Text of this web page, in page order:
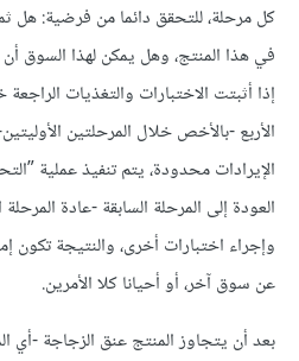
كل مرحلة، للتحقق دائما من فرضية: هل
في هذا المنتج، وهل يمكن لهذا السوق
إذا أثبتت الاختبارات والتغذيات
الأربع -بالأخص خلال المرحلتين
العودة إلى المرحلة السابقة -عادة
وإجراء اختبارات أخرى، والنتيجة تكون
عن سوق آخر، أو أحيانا كلا الأمرين.
بعد أن يتجاوز المنتج عنق الزجاجة -أي